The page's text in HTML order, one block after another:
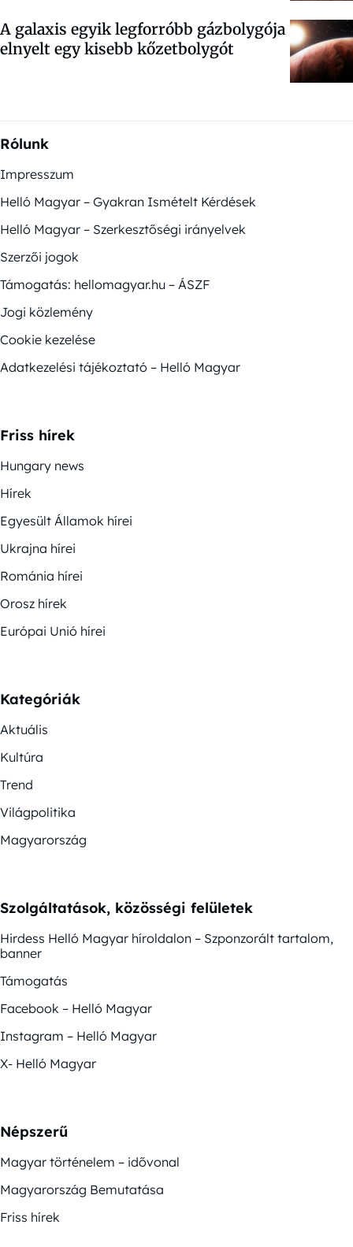
A galaxis egyik legforróbb gázbolygója
elnyelt egy kisebb kőzetbolygót
Rólunk
Impresszum
Helló Magyar – Gyakran Ismételt Kérdések
Helló Magyar – Szerkesztőségi irányelvek
Szerzői jogok
Támogatás: hellomagyar.hu – ÁSZF
Jogi közlemény
Cookie kezelése
Adatkezelési tájékoztató – Helló Magyar
Friss hírek
Hungary news
Hírek
Egyesült Államok hírei
Ukrajna hírei
Románia hírei
Orosz hírek
Európai Unió hírei
Kategóriák
Aktuális
Kultúra
Trend
Világpolitika
Magyarország
Szolgáltatások, közösségi felületek
Hirdess Helló Magyar híroldalon – Szponzorált tartalom,
banner
Támogatás
Facebook – Helló Magyar
Instagram – Helló Magyar
X- Helló Magyar
Népszerű
Magyar történelem – idővonal
Magyarország Bemutatása
Friss hírek